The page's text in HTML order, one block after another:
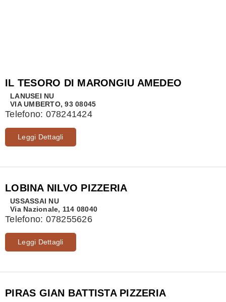
IL TESORO DI MARONGIU AMEDEO
LANUSEI
NU
VIA UMBERTO, 93 08045
Telefono: 078241424
Leggi Dettagli
LOBINA NILVO PIZZERIA
USSASSAI
NU
Via Nazionale, 114 08040
Telefono: 078255626
Leggi Dettagli
PIRAS GIAN BATTISTA PIZZERIA